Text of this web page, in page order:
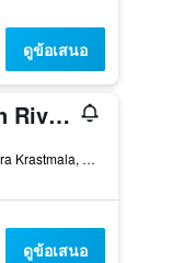
ดูข้อเสนอ
Wellton Riverside Spa Hotel
11. Novembra Krastmala, 33, ริกา, ลัตเวีย
ดูข้อเสนอ